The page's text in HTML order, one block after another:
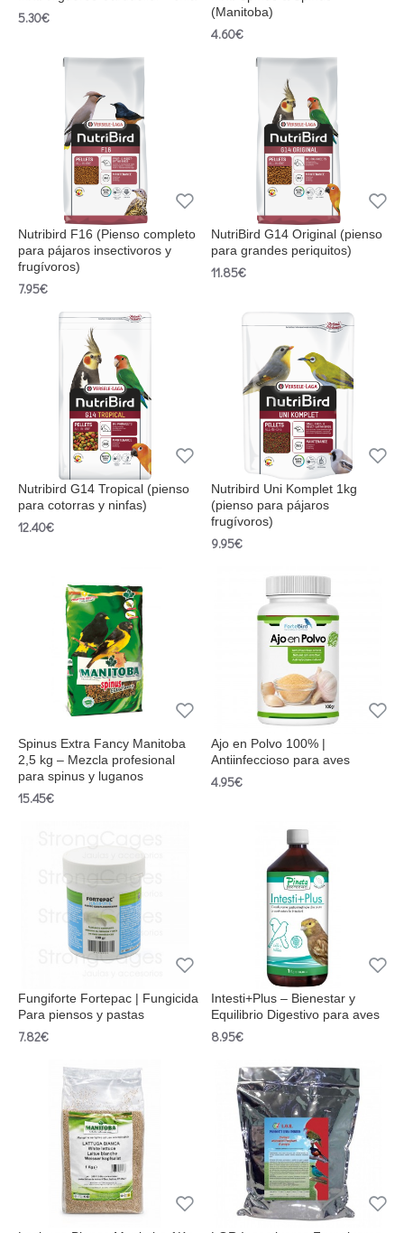
5.30€
(Manitoba)
4.60€
Nutribird F16 (Pienso completo
para pájaros insectivoros y
frugívoros)
7.95€
NutriBird G14 Original (pienso
para grandes periquitos)
11.85€
Nutribird G14 Tropical (pienso
para cotorras y ninfas)
12.40€
Nutribird Uni Komplet 1kg
(pienso para pájaros
frugívoros)
9.95€
Spinus Extra Fancy Manitoba
2,5 kg – Mezcla profesional
para spinus y luganos
15.45€
Ajo en Polvo 100% |
Antiinfeccioso para aves
4.95€
Fungiforte Fortepac | Fungicida
Para piensos y pastas
7.82€
Intesti+Plus – Bienestar y
Equilibrio Digestivo para aves
8.95€